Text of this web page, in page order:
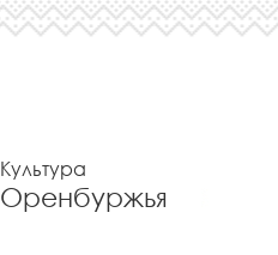
Культура
Оренбуржья